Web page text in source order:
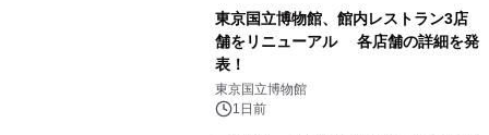
東京国立博物館、館内レストラン3店
舗をリニューアル 各店舗の詳細を発
表！
東京国立博物館
1日前